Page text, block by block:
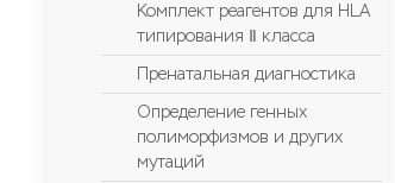
Комплект реагентов для HLA
типирования Ⅱ класса
Пренатальная диагностика
Определение генных
полиморфизмов и других
мутаций